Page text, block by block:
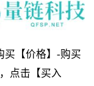
买【价格】-购买
点击【买入